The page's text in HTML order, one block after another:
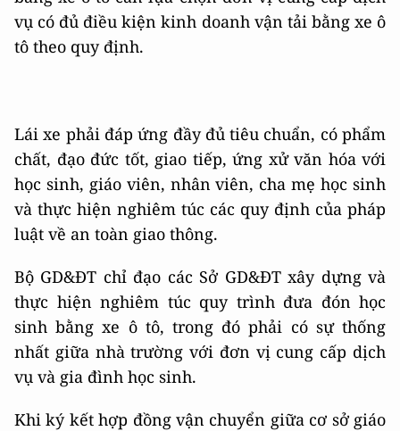
vụ có đủ điều kiện kinh doanh vận tải bằng xe ô
tô theo quy định.
Lái xe phải đáp ứng đầy đủ tiêu chuẩn, có phẩm
chất, đạo đức tốt, giao tiếp, ứng xử văn hóa với
học sinh, giáo viên, nhân viên, cha mẹ học sinh
và thực hiện nghiêm túc các quy định của pháp
luật về an toàn giao thông.
Bộ GD&ĐT chỉ đạo các Sở GD&ĐT xây dựng và
thực hiện nghiêm túc quy trình đưa đón học
sinh bằng xe ô tô, trong đó phải có sự thống
nhất giữa nhà trường với đơn vị cung cấp dịch
vụ và gia đình học sinh.
Khi ký kết hợp đồng vận chuyển giữa cơ sở giáo